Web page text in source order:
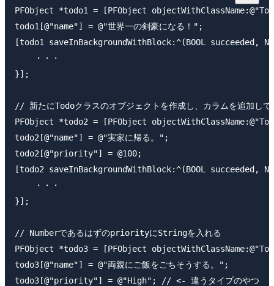
PFObject *todo1 = [PFObject
todo1[@"name"] = @"世界一の剣豪になる！";
[todo1 saveInBackgroundWithBlock:^(BOOL succeeded,
    ・・・
}];
// 新たにTodoクラスのオブジェクトを作成し、カラムを追加して
PFObject *todo2 = [PFObject
todo2[@"name"] = @"実家に帰る。";
todo2[@"priority"] = @100;
[todo2 saveInBackgroundWithBlock:^(BOOL succeeded,
    ・・・
}];
// NumberであるはずのpriorityにStringを入れる
PFObject *todo3 = [PFObject
todo3[@"name"] = @"両親にご飯をごちそうする。";
todo3[@"priority"] = @"High"; // <- 違うタイプのやつ